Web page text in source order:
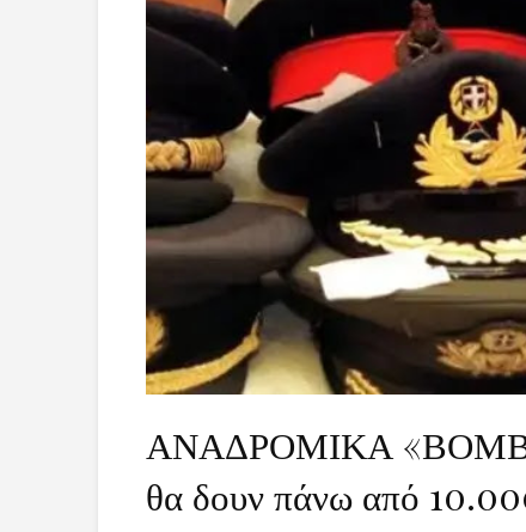
ΑΝΑΔΡΟΜΙΚΑ
θα δουν πάνω από